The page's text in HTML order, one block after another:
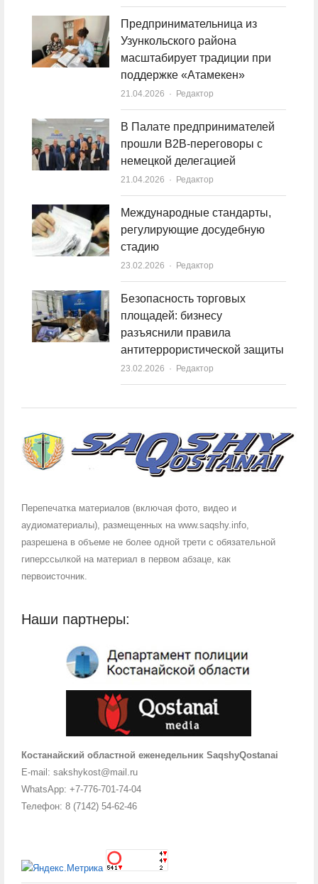
Предпринимательница из
Узункольского района
масштабирует традиции при
поддержке «Атамекен»
21.04.2026 Author
Редактор
В Палате предпринимателей
прошли B2B-переговоры с
немецкой делегацией
21.04.2026 Author
Редактор
Международные стандарты,
регулирующие досудебную
стадию
23.02.2026 Author
Редактор
Безопасность торговых
площадей: бизнесу
разъяснили правила
антитеррористической защиты
23.02.2026 Author
Редактор
Перепечатка материалов (включая фото, видео и
аудиоматериалы), размещенных на www.saqshy.info,
разрешена в объеме не более одной трети с обязательной
гиперссылкой на материал в первом абзаце, как
первоисточник.
Наши партнеры:
Костанайский областной еженедельник SaqshyQostanai
E-mail: sakshykost@mail.ru
WhatsApp: +7-776-701-74-04
Телефон: 8 (7142) 54-62-46